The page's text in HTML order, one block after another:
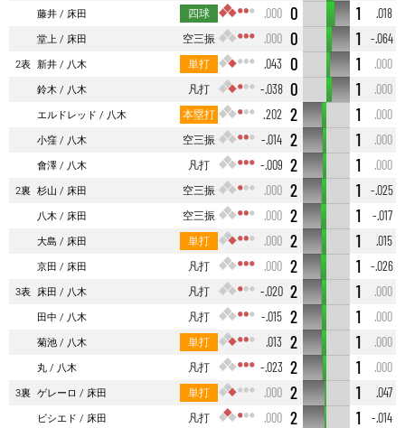
藤井
床田 四球 .000 0 1
.018
堂上
床田 空三振 .000 0 1
-.064
2表 新井 八木 単打 .043 0 1
.000
鈴木
八木 凡打 -.038 0 1
.000
エルドレッド
八木 本塁打 .202 2 1
.000
小窪
八木 空三振 -.014 2 1
.000
會澤
八木 凡打 -.009 2 1
.000
2裏 杉山 床田 空三振 .000 2 1
-.025
八木
床田 空三振 .000 2 1
-.017
大島
床田 単打 .000 2 1
.015
京田
床田 凡打 .000 2 1
-.026
3表 床田 八木 凡打 -.020 2 1
.000
田中
八木 凡打 -.015 2 1
.000
菊池
八木 単打 .013 2 1
.000
丸
八木 凡打 -.023 2 1
.000
3裏 ゲレーロ 床田 単打 .000 2 1
.047
ビシエド
床田 凡打 .000 2 1 -.014